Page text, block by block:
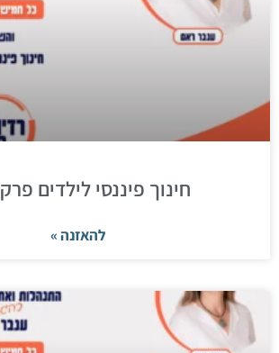
חינוך פיננסי לילדים פרק 122
להאזנה »